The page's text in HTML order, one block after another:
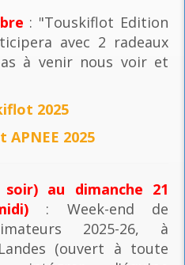
: "Touskiflot Edition
avec 2 radeaux
à venir nous voir et
2025
2025
au dimanche 21
: Week-end de
2025-26, à
(ouvert à toute